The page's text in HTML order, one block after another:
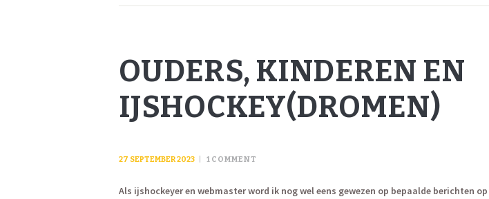
OUDERS, KINDEREN EN
IJSHOCKEY(DROMEN)
27 SEPTEMBER 2023 1 COMMENT
Als ijshockeyer en webmaster word ik nog wel eens gewezen op bepaalde berichten